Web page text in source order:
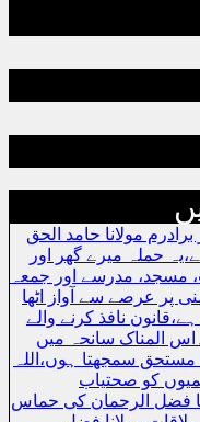
مولانا حامد الحق
حملہ میرے گھر اور
مسجد، مدرسے اور جمعہ
پر عرصے سے آواز اٹھا
نافذ کرنے والے
المناک سانحہ میں
مستحق سمجھتا ہوں،اللہ
کو صحتیاب
فضل الرحمان کی حماس